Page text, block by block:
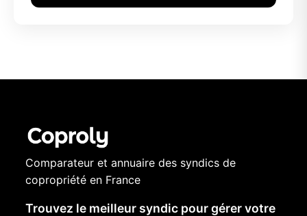
Comparateur et annuaire des syndics de
copropriété en France
Trouvez le meilleur syndic pour gérer votre